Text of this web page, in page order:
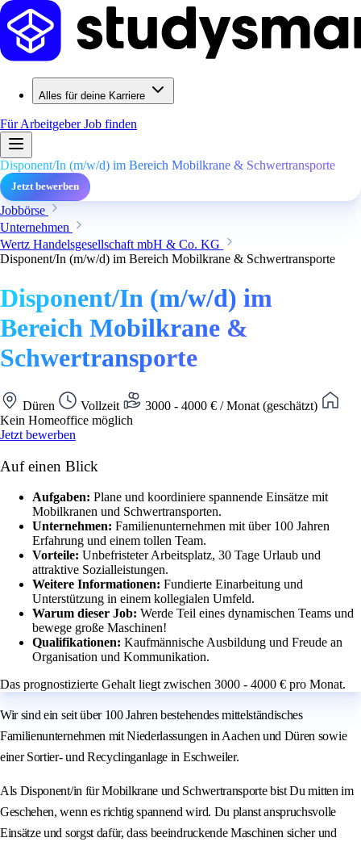
Alles für deine Karriere
Für ArbeitgeberJob finden
Disponent/In (m/w/d) im Bereich Mobilkrane & Schwertransporte
Jetzt bewerben
Jobbörse
Unternehmen
Wertz Handelsgesellschaft mbH & Co. KG
Disponent/In (m/w/d) im Bereich Mobilkrane & Schwertransporte
Disponent/In (m/w/d) im
Bereich Mobilkrane &
Schwertransporte
Düren Vollzeit
3000 - 4000 € / Monat (geschätzt)
Kein Homeoffice möglich
Jetzt bewerben
Auf einen Blick
Aufgaben: Plane und koordiniere spannende Einsätze mit
Mobilkranen und Schwertransporten.
Unternehmen: Familienunternehmen mit über 100 Jahren
Erfahrung und einem tollen Team.
Vorteile: Unbefristeter Arbeitsplatz, 30 Tage Urlaub und
attraktive Sozialleistungen.
Weitere Informationen: Fundierte Einarbeitung und
Unterstützung in einem kollegialen Umfeld.
Warum dieser Job: Werde Teil eines dynamischen Teams und
bewege große Maschinen!
Qualifikationen: Kaufmännische Ausbildung und Freude an
Organisation und Kommunikation.
Das prognostizierte Gehalt liegt zwischen 3000 - 4000 € pro Monat.
Wir sind ein seit über 100 Jahren bestehendes mittelständisches
Familienunternehmen mit Niederlassungen in Aachen und Düren sowie
einer Sortier- und Recyclinganlage in Eschweiler.
Als Disponent/in für Mobilkrane und Schwertransporte bist Du mitten im
Geschehen, wenn es richtig spannend wird. Du planst anspruchsvolle
Einsätze und sorgst dafür, dass beeindruckende Maschinen sicher und